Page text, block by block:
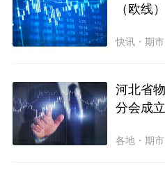
（欧线
快讯 ・期市
河北省
分会成立
各地 ・期市